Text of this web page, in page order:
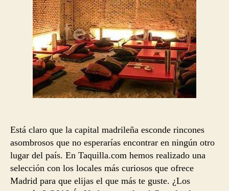
Está claro que la capital madrileña esconde rincones
asombrosos que no esperarías encontrar en ningún otro
lugar del país. En Taquilla.com hemos realizado una
selección con los locales más curiosos que ofrece
Madrid para que elijas el que más te guste. ¿Los